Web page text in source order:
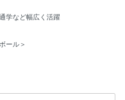
学など幅広く活躍
ール＞